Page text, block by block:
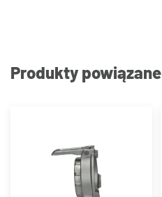
Produkty powiązane